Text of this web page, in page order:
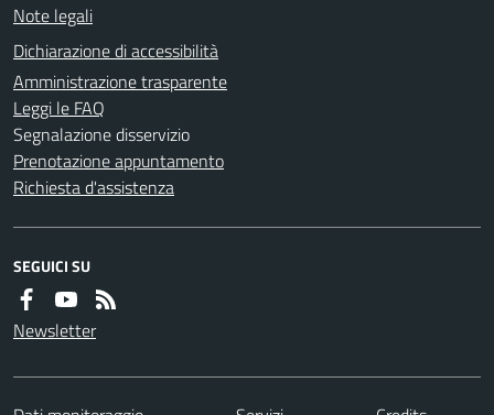
Note legali
Dichiarazione di accessibilità
Amministrazione trasparente
Leggi le FAQ
Segnalazione disservizio
Prenotazione appuntamento
Richiesta d'assistenza
SEGUICI SU
Newsletter